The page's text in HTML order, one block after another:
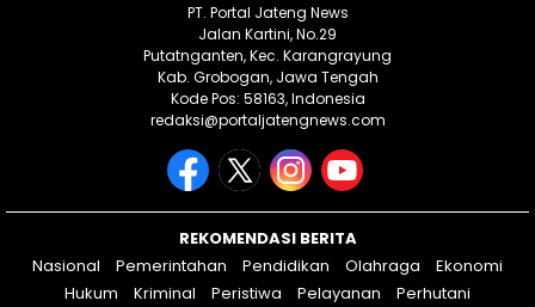
PT. Portal Jateng News
Jalan Kartini, No.29
Putatnganten, Kec. Karangrayung
Kab. Grobogan, Jawa Tengah
Kode Pos: 58163, Indonesia
redaksi@portaljatengnews.com
REKOMENDASI BERITA
Nasional
Pemerintahan Pendidikan Olahraga
Ekonomi
Hukum
Kriminal Peristiwa Pelayanan
Perhutani